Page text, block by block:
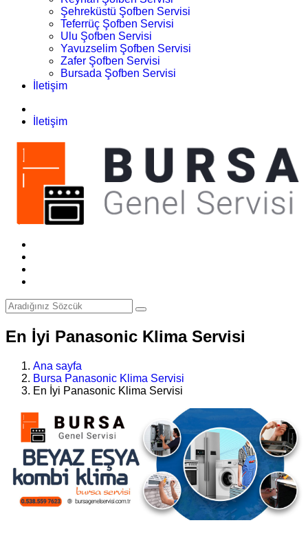
Şehreküstü Şofben Servisi
Teferrüç Şofben Servisi
Ulu Şofben Servisi
Yavuzselim Şofben Servisi
Zafer Şofben Servisi
Bursada Şofben Servisi
İletişim
İletişim
En İyi Panasonic Klima Servisi
Ana sayfa
Bursa Panasonic Klima Servisi
En İyi Panasonic Klima Servisi